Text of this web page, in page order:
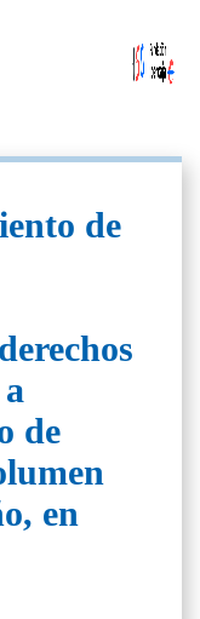
de
de
en